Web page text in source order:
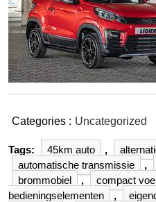
Categories : Uncategorized
Tags: 45km auto ,
automatische transmissie
,
brommobiel
, compact
bedieningselementen
,